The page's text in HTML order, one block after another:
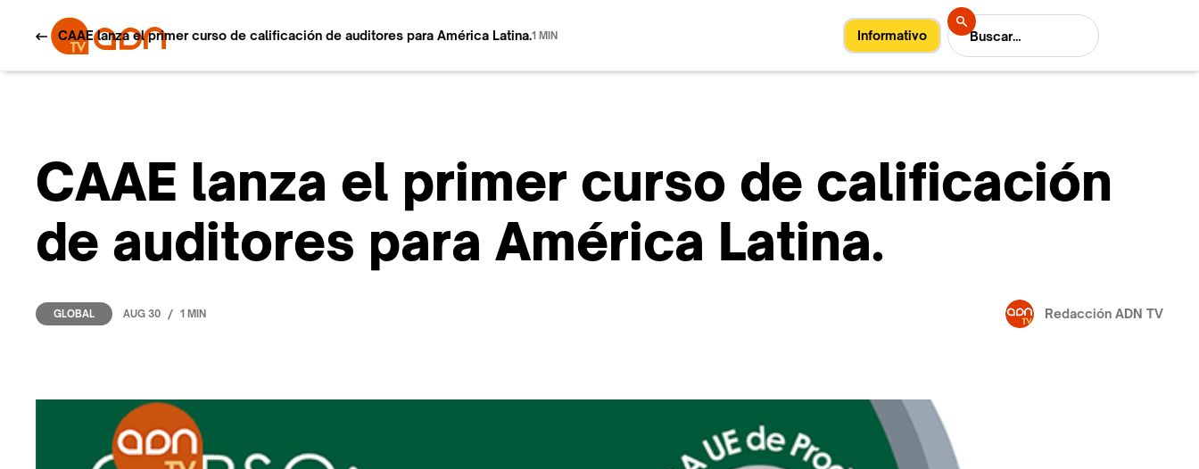
Informativo
CAAE lanza el primer curso de calificación de auditores para América Latina.1 MIN
CAAE lanza el primer curso de calificación
de auditores para América Latina.
GLOBAL AUG 30 / 1 MIN Redacción ADN TV